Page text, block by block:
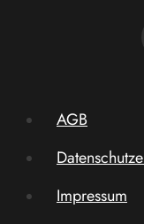
AGB
Impressum